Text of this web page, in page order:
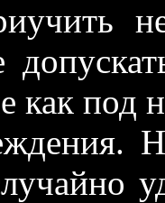
как под